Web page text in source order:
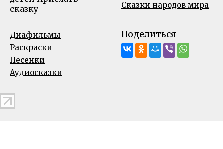
сказку
Сказки народов мира
Диафильмы
Раскраски
Песенки
Аудиосказки
Поделиться